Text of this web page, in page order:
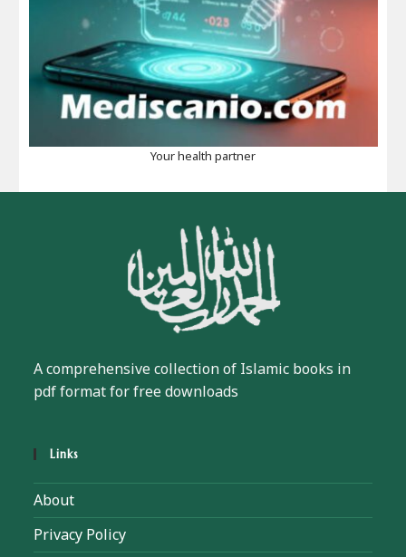
Your health partner
A comprehensive collection of Islamic books in
pdf format for free downloads
Links
About
Privacy Policy